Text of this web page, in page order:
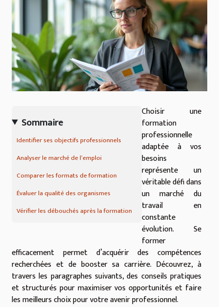
Sommaire
Identifier ses objectifs professionnels
Analyser le marché de l’emploi
Comparer les formats de formation
Évaluer la qualité des organismes
Vérifier les débouchés après la formation
Choisir une
formation
professionnelle
adaptée à vos
besoins
représente un
véritable défi dans
un marché du
travail en
constante
évolution. Se
former
efficacement permet d’acquérir des compétences
recherchées et de booster sa carrière. Découvrez, à
travers les paragraphes suivants, des conseils pratiques
et structurés pour maximiser vos opportunités et faire
les meilleurs choix pour votre avenir professionnel.